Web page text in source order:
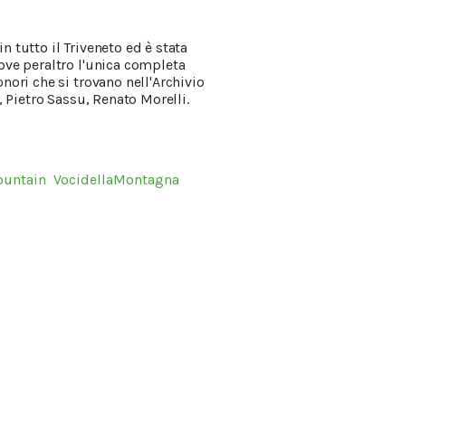
tutto il Triveneto ed è stata
peraltro l'unica completa
che si trovano nell'Archivio
Sassu, Renato Morelli.
VocidellaMontagna